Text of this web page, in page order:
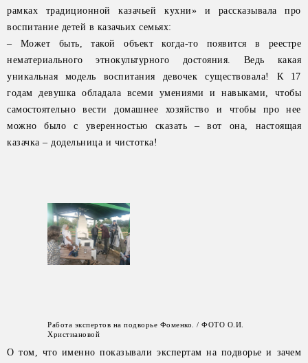
рамках традиционной казачьей кухни» и рассказывала про
воспитание детей в казачьих семьях:
– Может быть, такой объект когда-то появится в реестре
нематериального этнокультурного достояния. Ведь какая
уникальная модель воспитания девочек существовала! К 17
годам девушка обладала всеми умениями и навыками, чтобы
самостоятельно вести домашнее хозяйство и чтобы про нее
можно было с уверенностью сказать – вот она, настоящая
казачка – додельница и чистотка!
Работа экспертов на подворье Фоменко. / ФОТО О.И.
Христиановой
О том, что именно показывали экспертам на подворье и зачем